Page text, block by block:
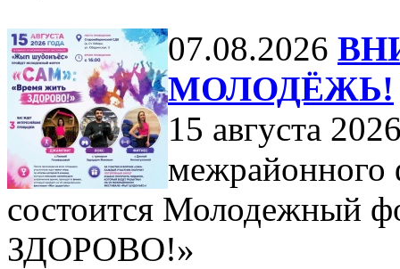
07.08.2026
МОЛОДЁЖЬ!
15 августа
межрайонного
состоится Молодежный
ЗДОРОВО!»